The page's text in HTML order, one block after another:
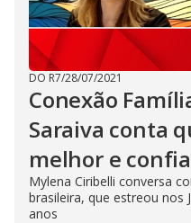
DO R7/28/07/2021
Conexão
Saraiva conta
melhor e
Mylena Ciribelli conversa
brasileira, que estreou nos
anos